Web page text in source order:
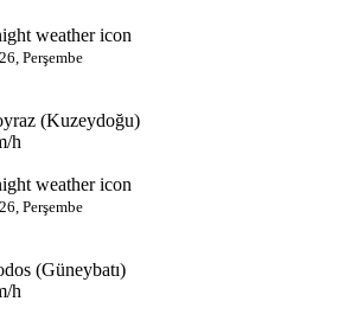
Perşembe
(Kuzeydoğu)
h
Perşembe
(Güneybatı)
h